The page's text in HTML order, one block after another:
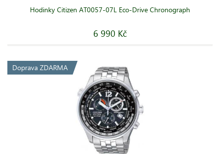
Hodinky Citizen AT0057-07L Eco-Drive Chronograph
6 990 Kč
Doprava ZDARMA